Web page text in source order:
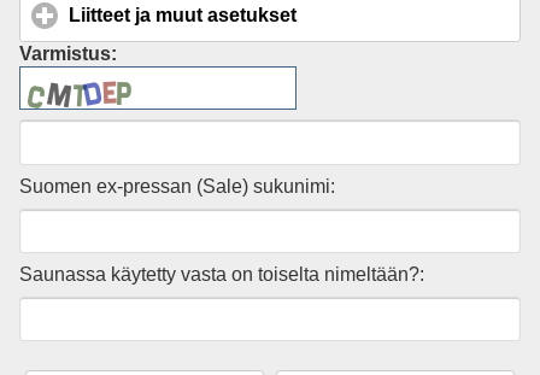
Liitteet ja muut asetukset
Varmistus:
Suomen ex-pressan (Sale) sukunimi:
Saunassa käytetty vasta on toiselta nimeltään?: